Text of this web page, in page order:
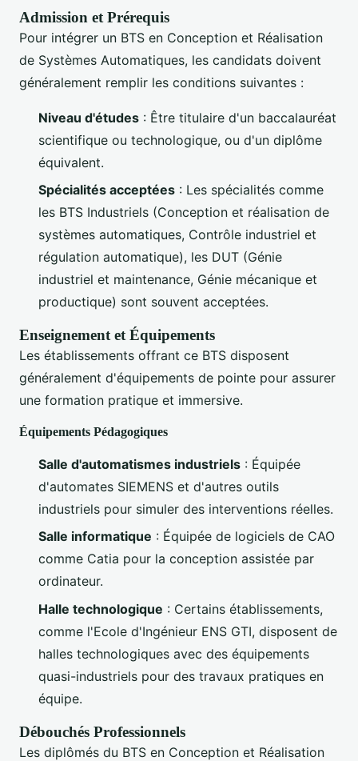
Admission et Prérequis
Pour intégrer un BTS en Conception et Réalisation
de Systèmes Automatiques, les candidats doivent
généralement remplir les conditions suivantes :
Niveau d'études : Être titulaire d'un baccalauréat
scientifique ou technologique, ou d'un diplôme
équivalent.
Spécialités acceptées : Les spécialités comme
les BTS Industriels (Conception et réalisation de
systèmes automatiques, Contrôle industriel et
régulation automatique), les DUT (Génie
industriel et maintenance, Génie mécanique et
productique) sont souvent acceptées.
Enseignement et Équipements
Les établissements offrant ce BTS disposent
généralement d'équipements de pointe pour assurer
une formation pratique et immersive.
Équipements Pédagogiques
Salle d'automatismes industriels : Équipée
d'automates SIEMENS et d'autres outils
industriels pour simuler des interventions réelles.
Salle informatique : Équipée de logiciels de CAO
comme Catia pour la conception assistée par
ordinateur.
Halle technologique : Certains établissements,
comme l'Ecole d'Ingénieur ENS GTI, disposent de
halles technologiques avec des équipements
quasi-industriels pour des travaux pratiques en
équipe.
Débouchés Professionnels
Les diplômés du BTS en Conception et Réalisation